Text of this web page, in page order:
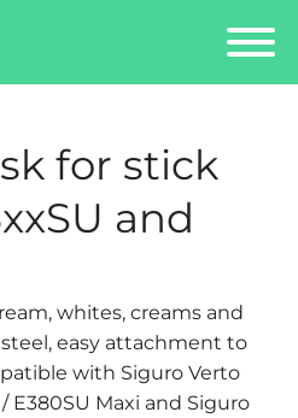
for stick
and
whites, creams and
easy attachment to
with Siguro Verto
E380SU Maxi and Siguro